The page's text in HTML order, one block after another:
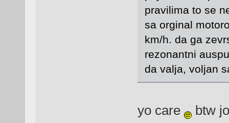
pravilima to se
sa orginal
km/h. da ga
rezonantni
da valja, voljan
yo care btw